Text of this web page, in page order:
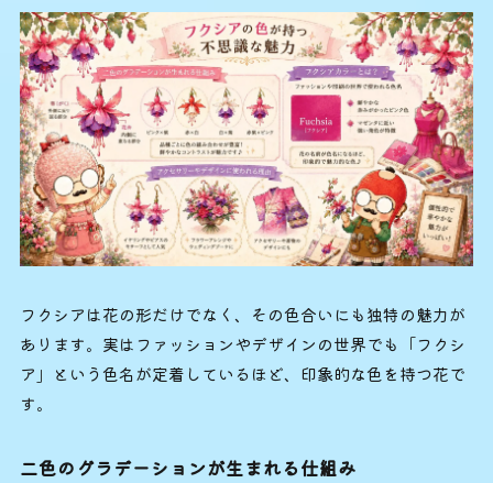
フクシアは花の形だけでなく、その色合いにも独特の魅力が
あります。実はファッションやデザインの世界でも「フクシ
ア」という色名が定着しているほど、印象的な色を持つ花で
す。
二色のグラデーションが生まれる仕組み